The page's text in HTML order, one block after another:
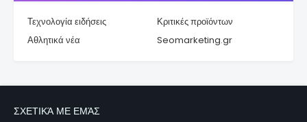
Τεχνολογία ειδήσεις
Κριτικές προϊόντων
Αθλητικά νέα
Seomarketing.gr
ΣΧΕΤΙΚΆ ΜΕ ΕΜΆΣ